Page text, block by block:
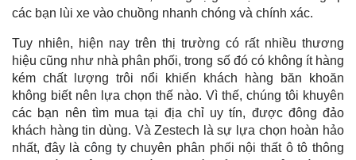
các bạn lùi xe vào chuồng nhanh chóng và chính xác.
Tuy nhiên, hiện nay trên thị trường có rất nhiều thương
hiệu cũng như nhà phân phối, trong số đó có không ít hàng
kém chất lượng trôi nổi khiến khách hàng băn khoăn
không biết nên lựa chọn thế nào. Vì thế, chúng tôi khuyên
các bạn nên tìm mua tại địa chỉ uy tín, được đông đảo
khách hàng tin dùng. Và Zestech là sự lựa chọn hoàn hảo
nhất, đây là công tychuyên phân phối nội thất ô tô thông